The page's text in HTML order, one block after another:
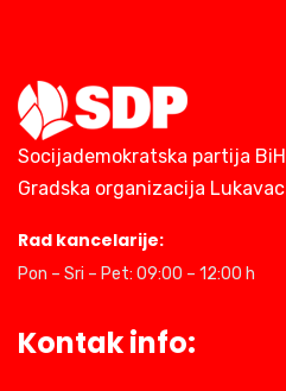
Socijademokratska partija BiH
Gradska organizacija Lukavac
Rad kancelarije:
Pon – Sri – Pet: 09:00 – 12:00 h
Kontak info: